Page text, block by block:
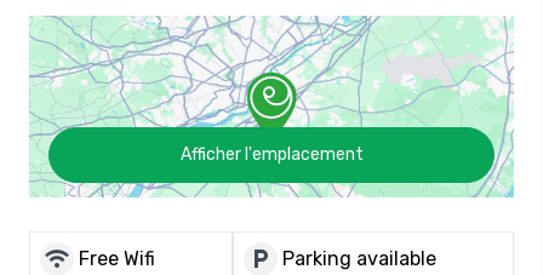
Afficher l'emplacement
wifi Free Wifi local_parking Parking available